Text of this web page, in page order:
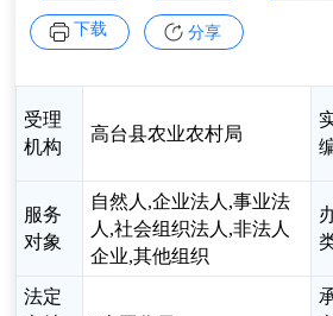
下载 分享
受理
机构
高台县农业农村局
服务
对象
自然人,企业法人,事业法
人,社会组织法人,非法人
企业,其他组织
法定